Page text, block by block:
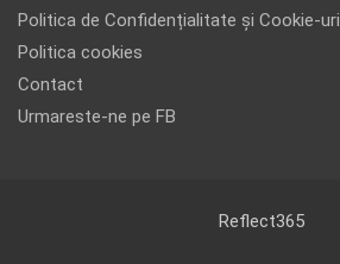
Politica de Confidențialitate și Cookie-uri
Politica cookies
Contact
Urmareste-ne pe FB
Reflect365